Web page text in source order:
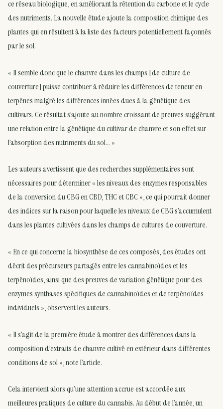
ce réseau biologique, en améliorant la rétention du carbone et le cycle
des nutriments. La nouvelle étude ajoute la composition chimique des
plantes qui en résultent à la liste des facteurs potentiellement façonnés
par le sol.
« Il semble donc que le chanvre dans les champs [de culture de
couverture] puisse contribuer à réduire les différences de teneur en
terpènes malgré les différences innées dues à la génétique des
cultivars. Ce résultat s’ajoute au nombre croissant de preuves suggérant
une relation entre la génétique du cultivar de chanvre et son effet sur
l’absorption des nutriments du sol… »
Les auteurs avertissent que des recherches supplémentaires sont
nécessaires pour déterminer « les niveaux des enzymes responsables
de la conversion du CBG en CBD, THC et CBC », ce qui pourrait donner
des indices sur la raison pour laquelle les niveaux de CBG s’accumulent
dans les plantes cultivées dans les champs de cultures de couverture.
« En ce qui concerne la biosynthèse de ces composés, des études ont
décrit des précurseurs partagés entre les cannabinoïdes et les
terpénoïdes, ainsi que des preuves de variation génétique pour des
enzymes synthases spécifiques de cannabinoïdes et de terpénoïdes
individuels », observent les auteurs.
« Il s’agit de la première étude à montrer des différences dans la
composition d’extraits de chanvre cultivé en extérieur dans différentes
conditions de sol », note l’article.
Cela intervient alors qu’une attention accrue est accordée aux
meilleures pratiques de culture du cannabis. Au début de l’année, un